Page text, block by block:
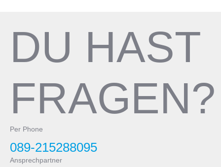
Cannondale Alloy PressFit30
DU HAST
FRAGEN?
Per Phone
089-215288095
Ansprechpartner